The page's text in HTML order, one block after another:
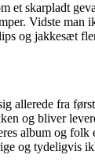
et skarpladt
Vidste
og jakkesæt
allerede fra
og bliver
album og
og